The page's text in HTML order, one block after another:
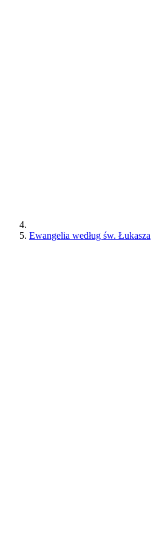
Ewangelia według św. Łukasza